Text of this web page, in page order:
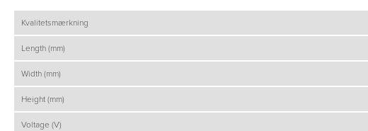
Kvalitetsmærkning
Length (mm)
Width (mm)
Height (mm)
Voltage (V)